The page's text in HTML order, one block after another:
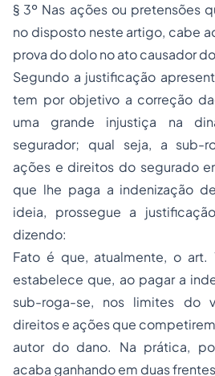
§ 3º Nas ações ou pretensões
no disposto neste artigo, cabe
prova do dolo no ato causador
Segundo a justificação
tem por objetivo a correção
uma grande injustiça na
segurador; qual seja, a sub-
ações e direitos do segurado
que lhe paga a indenização
ideia, prossegue a
dizendo:
Fato é que, atualmente, o
estabelece que, ao pagar a
sub-roga-se, nos limites do
direitos e ações que
autor do dano. Na prática,
acaba ganhando em duas